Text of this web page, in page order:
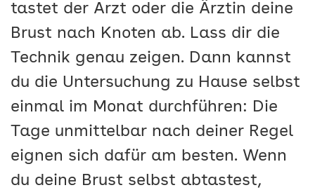
tastet der Arzt oder die Ärztin deine
Brust nach Knoten ab. Lass dir die
Technik genau zeigen. Dann kannst
du die Untersuchung zu Hause selbst
einmal im Monat durchführen: Die
Tage unmittelbar nach deiner Regel
eignen sich dafür am besten. Wenn
du deine Brust selbst abtastest,